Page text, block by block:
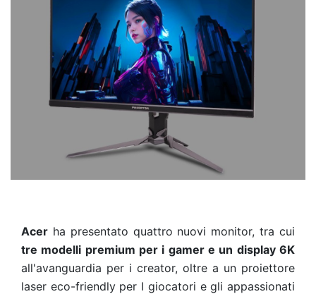
Acer ha presentato quattro nuovi monitor, tra cui
tre modelli premium per i gamer e un display 6K
all'avanguardia per i creator, oltre a un proiettore
laser eco-friendly per I giocatori e gli appassionati